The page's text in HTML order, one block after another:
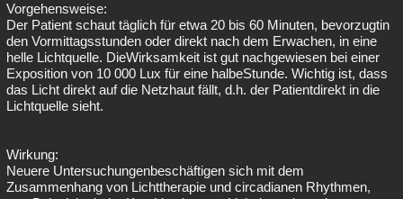
Vorgehensweise:
Der Patient schaut täglich für etwa 20 bis 60 Minuten, bevorzugtin
den Vormittagsstunden oder direkt nach dem Erwachen, in eine
helle Lichtquelle. DieWirksamkeit ist gut nachgewiesen bei einer
Exposition von 10 000 Lux für eine halbeStunde. Wichtig ist, dass
das Licht direkt auf die Netzhaut fällt, d.h. der Patientdirekt in die
Lichtquelle sieht.
Wirkung:
Neuere Untersuchungenbeschäftigen sich mit dem
Zusammenhang von Lichttherapie und circadianen Rhythmen,